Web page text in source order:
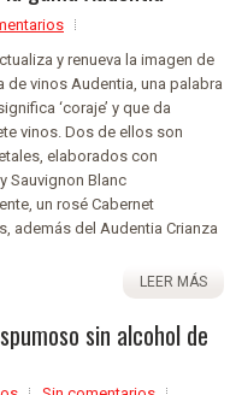
y renueva la imagen de
de vinos Audentia, una palabra
‘coraje’ y que da
vinos. Dos de ellos son
elaborados con
Sauvignon Blanc
un rosé Cabernet
además del Audentia Crianza
LEER MÁS
sin alcohol de